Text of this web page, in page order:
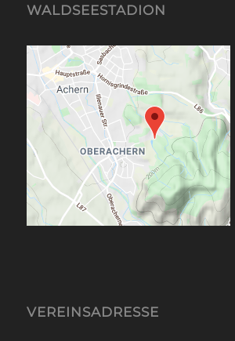
WALDSEESTADION
VEREINSADRESSE